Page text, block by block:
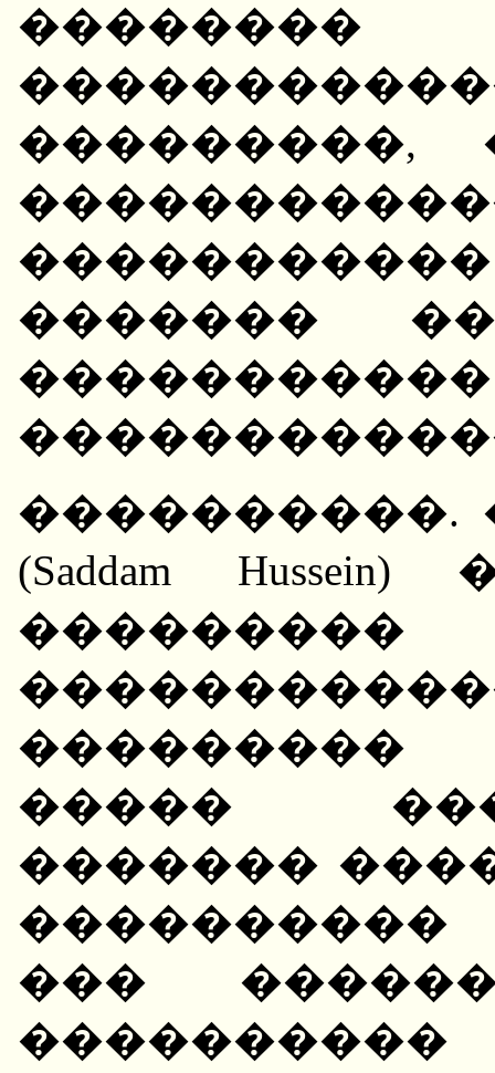
��������
���������,
�������
�����������
����������.
(Saddam
���������
�����
�������
���